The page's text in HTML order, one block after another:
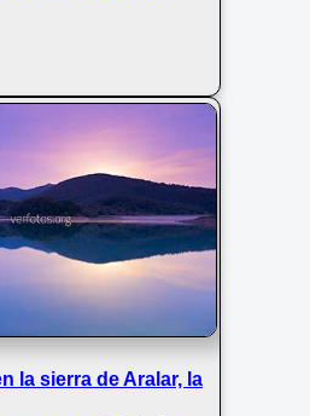
la sierra de Aralar, la